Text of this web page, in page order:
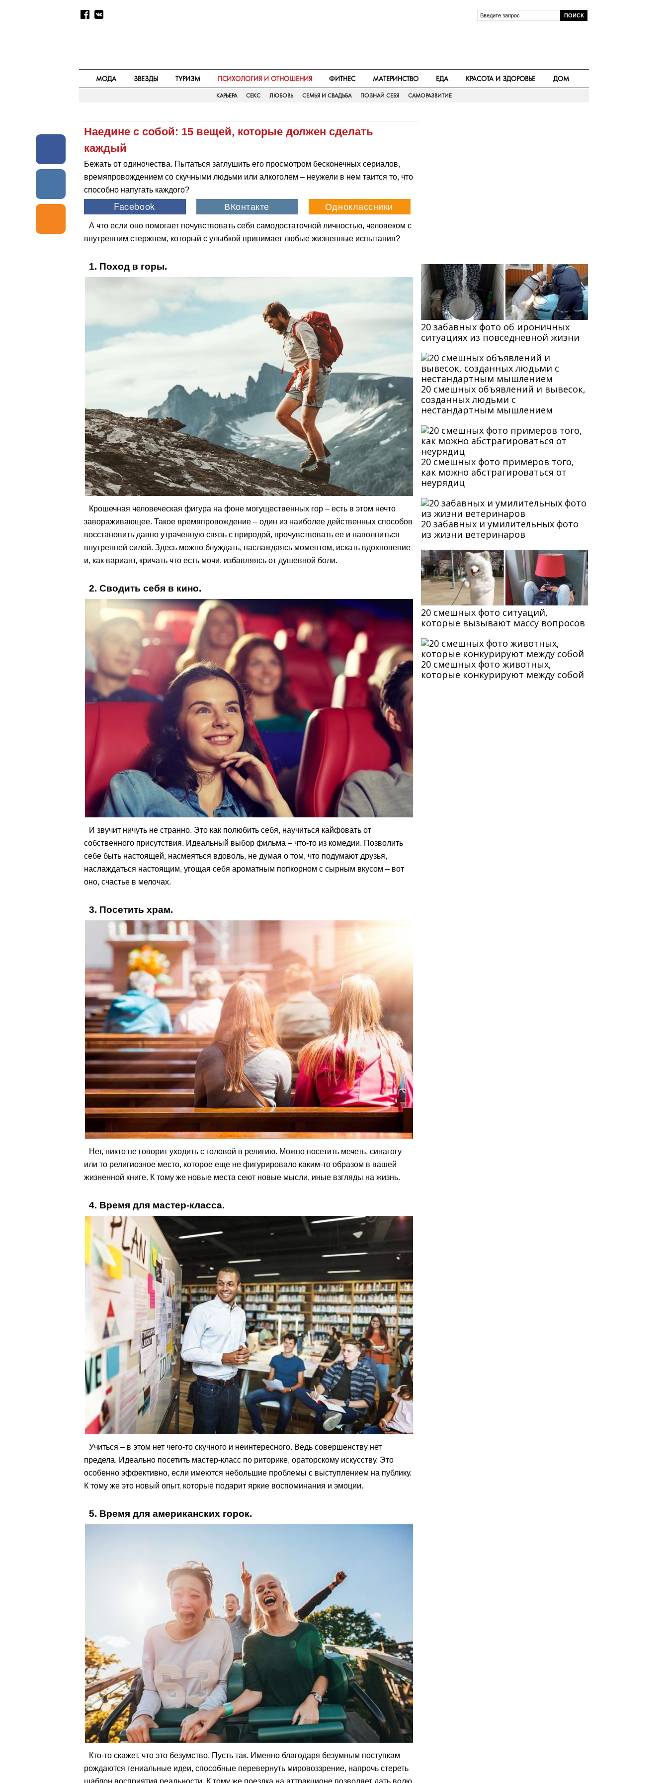
МОДА ЗВЕЗДЫ ТУРИЗМ ПСИХОЛОГИЯ И ОТНОШЕНИЯ ФИТНЕС МАТЕРИНСТВО ЕДА КРАСОТА И ЗДОРОВЬЕ ДОМ
КАРЬЕРА СЕКС ЛЮБОВЬ СЕМЬЯ И СВАДЬБА ПОЗНАЙ СЕБЯ САМОРАЗВИТИЕ
Наедине с собой: 15 вещей, которые должен сделать
каждый
Бежать от одиночества. Пытаться заглушить его просмотром бесконечных сериалов,
времяпровождением со скучными людьми или алкоголем – неужели в нем таится то, что
способно напугать каждого?
А что если оно помогает почувствовать себя самодостаточной личностью, человеком с
внутренним стержнем, который с улыбкой принимает любые жизненные испытания?
1. Поход в горы.
Крошечная человеческая фигура на фоне могущественных гор – есть в этом нечто
завораживающее. Такое времяпровождение – один из наиболее действенных способов
восстановить давно утраченную связь с природой, прочувствовать ее и наполниться
внутренней силой. Здесь можно блуждать, наслаждаясь моментом, искать вдохновение
и, как вариант, кричать что есть мочи, избавляясь от душевной боли.
2. Сводить себя в кино.
И звучит ничуть не странно. Это как полюбить себя, научиться кайфовать от
собственного присутствия. Идеальный выбор фильма – что-то из комедии. Позволить
себе быть настоящей, насмеяться вдоволь, не думая о том, что подумают друзья,
наслаждаться настоящим, угощая себя ароматным попкорном с сырным вкусом – вот
оно, счастье в мелочах.
3. Посетить храм.
Нет, никто не говорит уходить с головой в религию. Можно посетить мечеть, синагогу
или то религиозное место, которое еще не фигурировало каким-то образом в вашей
жизненной книге. К тому же новые места сеют новые мысли, иные взгляды на жизнь.
4. Время для мастер-класса.
Учиться – в этом нет чего-то скучного и неинтересного. Ведь совершенству нет
предела. Идеально посетить мастер-класс по риторике, ораторскому искусству. Это
особенно эффективно, если имеются небольшие проблемы с выступлением на публику.
К тому же это новый опыт, которые подарит яркие воспоминания и эмоции.
5. Время для американских горок.
Кто-то скажет, что это безумство. Пусть так. Именно благодаря безумным поступкам
рождаются гениальные идеи, способные перевернуть мировоззрение, напрочь стереть
шаблон восприятия реальности. К тому же поездка на аттракционе позволяет дать волю
20 забавных фото об ироничных
ситуациях из повседневной жизни
20 смешных объявлений и вывесок,
созданных людьми с
нестандартным мышлением
20 смешных фото примеров того,
как можно абстрагироваться от
неурядиц
20 забавных и умилительных фото
из жизни ветеринаров
20 смешных фото ситуаций,
которые вызывают массу вопросов
20 смешных фото животных,
которые конкурируют между собой